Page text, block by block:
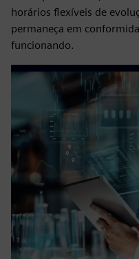
horários flexíveis de
permaneça em
funcionando.